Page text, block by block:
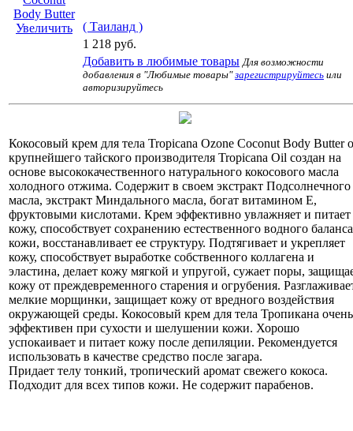
Увеличить
( Таиланд )
1 218 руб.
Добавить в любимые товары Для возможности
добавления в "Любимые товары"зарегистрируйтесь или
авторизируйтесь
Кокосовый крем для тела Tropicana Ozone Coconut Body Butter
крупнейшего тайского производителя Tropicana Oil создан на
основе высококачественного натурального кокосового масла
холодного отжима. Содержит в своем экстракт Подсолнечного
масла, экстракт Миндального масла, богат витамином Е,
фруктовыми кислотами. Крем эффективно увлажняет и питает
кожу, способствует сохранению естественного водного баланса
кожи, восстанавливает ее структуру. Подтягивает и укрепляет
кожу, способствует выработке собственного коллагена и
эластина, делает кожу мягкой и упругой, сужает поры,
кожу от преждевременного старения и огрубения.
мелкие морщинки, защищает кожу от вредного воздействия
окружающей среды. Кокосовый крем для тела Тропикана очень
эффективен при сухости и шелушении кожи. Хорошо
успокаивает и питает кожу после депиляции. Рекомендуется
использовать в качестве средство после загара.
Придает телу тонкий, тропический аромат свежего кокоса.
Подходит для всех типов кожи. Не содержит парабенов.